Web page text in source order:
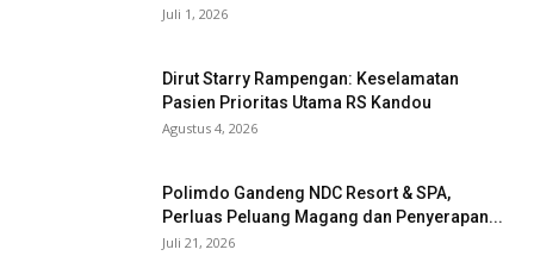
Juli 1, 2026
Dirut Starry Rampengan: Keselamatan
Pasien Prioritas Utama RS Kandou
Agustus 4, 2026
Polimdo Gandeng NDC Resort & SPA,
Perluas Peluang Magang dan Penyerapan...
Juli 21, 2026